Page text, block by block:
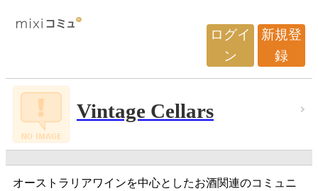
ログイ
ン
新規登
録
Vintage Cellars
オーストラリアワインを中心としたお酒関連のコミュニ